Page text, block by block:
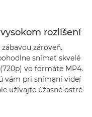
rozlíšení
zároveň.
snímať skvelé
vo formáte MP4.
vám pri snímaní videí
užívajte úžasné ostré